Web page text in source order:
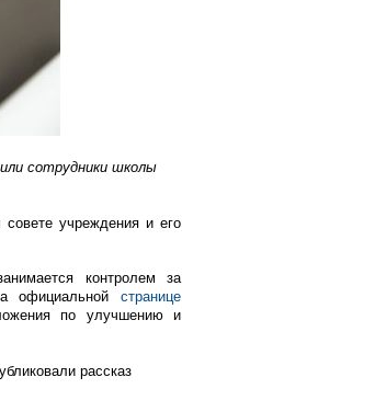
сотрудники школы
учреждения и его
контролем за
официальной странице
по улучшению и
рассказ